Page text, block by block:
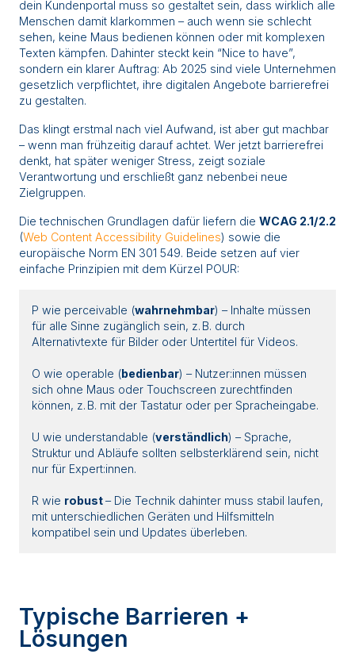
dein Kundenportal muss so gestaltet sein, dass wirklich alle
Menschen damit klarkommen – auch wenn sie schlecht
sehen, keine Maus bedienen können oder mit komplexen
Texten kämpfen. Dahinter steckt kein “Nice to have”,
sondern ein klarer Auftrag: Ab 2025 sind viele Unternehmen
gesetzlich verpflichtet, ihre digitalen Angebote barrierefrei
zu gestalten.
Das klingt erstmal nach viel Aufwand, ist aber gut machbar
– wenn man frühzeitig darauf achtet. Wer jetzt barrierefrei
denkt, hat später weniger Stress, zeigt soziale
Verantwortung und erschließt ganz nebenbei neue
Zielgruppen.
Die technischen Grundlagen dafür liefern die WCAG 2.1/2.2
(Web Content Accessibility Guidelines) sowie die
europäische Norm EN 301 549. Beide setzen auf vier
einfache Prinzipien mit dem Kürzel POUR:
P wie perceivable (wahrnehmbar) – Inhalte müssen
für alle Sinne zugänglich sein, z. B. durch
Alternativtexte für Bilder oder Untertitel für Videos.
O wie operable (bedienbar) – Nutzer:innen müssen
sich ohne Maus oder Touchscreen zurechtfinden
können, z. B. mit der Tastatur oder per Spracheingabe.
U wie understandable (verständlich) – Sprache,
Struktur und Abläufe sollten selbsterklärend sein, nicht
nur für Expert:innen.
R wie robust– Die Technik dahinter muss stabil laufen,
mit unterschiedlichen Geräten und Hilfsmitteln
kompatibel sein und Updates überleben.
Typische Barrieren +
Lösungen